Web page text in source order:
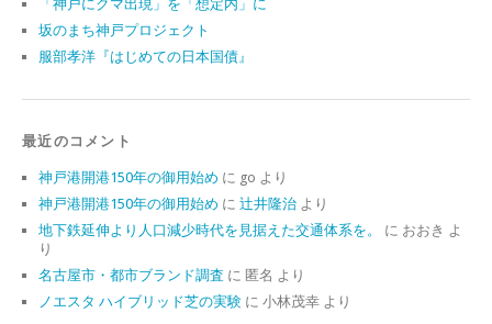
「神戸にクマ出現」を「想定内」に
坂のまち神戸プロジェクト
服部孝洋『はじめての日本国債』
最近のコメント
神戸港開港150年の御用始め に go より
神戸港開港150年の御用始め に 辻井隆治 より
地下鉄延伸より人口減少時代を見据えた交通体系を。
に おおき よ
り
名古屋市・都市ブランド調査 に 匿名 より
ノエスタ ハイブリッド芝の実験 に 小林茂幸 より